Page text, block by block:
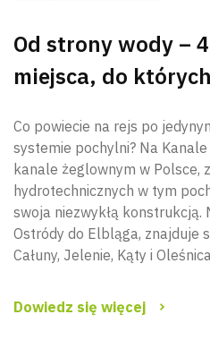
Od strony wody –
miejsca, do
Co powiecie na rejs po
systemie pochylni? Na
kanale żeglownym w Polsce,
hydrotechnicznych w tym
swoja niezwykłą konstrukcją.
Ostródy do Elbląga, znajduje
Całuny, Jelenie, Kąty i
Dowiedz się więcej